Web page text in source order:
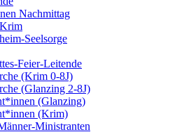
Nachmittag
Seelsorge
Feier-Leitende
(Krim 0-8J)
(Glanzing 2-8J)
(Glanzing)
(Krim)
Ministranten